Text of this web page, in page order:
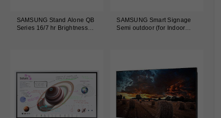
SAMSUNG Stand Alone QB
Series 16/7 hr Brightness
SAMSUNG Smart Signage
Semi outdoor (for Indoor